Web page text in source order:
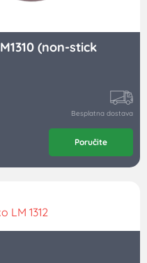
(non-stick
Besplatna dostava
Poručite